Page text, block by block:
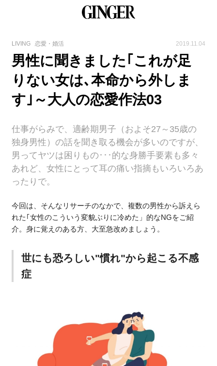
LIVING 恋愛・婚活 2019.11.04
男性に聞きました｢これが足
りない女は､本命から外しま
す｣～大人の恋愛作法03
仕事がらみで、適齢期男子（およそ27～35歳の
独身男性）の話を聞き取る機会が多いのですが、
男ってヤツは困りもの･･･的な身勝手要素も多々
あれど、女性にとって耳の痛い指摘もいろいろあ
ったりで。
今回は、そんなリサーチのなかで、複数の男性から訴えら
れた｢女性のこういう変貌ぶりに冷めた」的なNGをご紹
介。身に覚えのある方、大至急改めましょう。
世にも恐ろしい"慣れ"から起こる不感
症